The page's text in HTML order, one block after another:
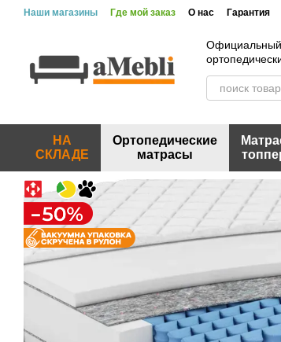
Перейти к основному контенту
Наши магазины Где мой заказ О нас Гарантия
Официальный
НА
СКЛАДЕ
Ортопедические
матрасы